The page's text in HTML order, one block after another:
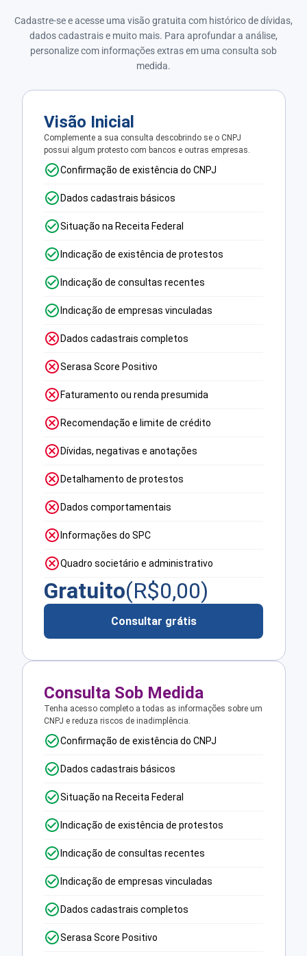
Cadastre-se e acesse uma visão gratuita com histórico de dívidas,
dados cadastrais e muito mais. Para aprofundar a análise,
personalize com informações extras em uma consulta sob
medida.
Visão Inicial
Complemente a sua consulta descobrindo se o CNPJ
possui algum protesto com bancos e outras empresas.
Confirmação de existência do CNPJ
Dados cadastrais básicos
Situação na Receita Federal
Indicação de existência de protestos
Indicação de consultas recentes
Indicação de empresas vinculadas
Dados cadastrais completos
Serasa Score Positivo
Faturamento ou renda presumida
Recomendação e limite de crédito
Dívidas, negativas e anotações
Detalhamento de protestos
Dados comportamentais
Informações do SPC
Quadro societário e administrativo
Gratuito(R$0,00)
Consultar grátis
Consulta Sob Medida
Tenha acesso completo a todas as informações sobre um
CNPJ e reduza riscos de inadimplência.
Confirmação de existência do CNPJ
Dados cadastrais básicos
Situação na Receita Federal
Indicação de existência de protestos
Indicação de consultas recentes
Indicação de empresas vinculadas
Dados cadastrais completos
Serasa Score Positivo